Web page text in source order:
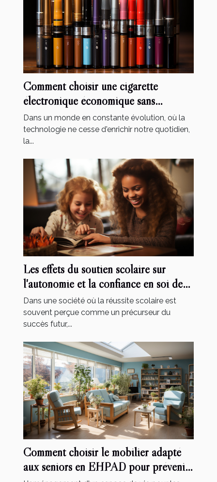
Comment choisir une cigarette
électronique économique sans
compromettre la qualité
Dans un monde en constante évolution, où la
technologie ne cesse d'enrichir notre quotidien,
la...
Les effets du soutien scolaire sur
l'autonomie et la confiance en soi des
élèves
Dans une société où la réussite scolaire est
souvent perçue comme un précurseur du
succès futur,...
Comment choisir le mobilier adapté
aux seniors en EHPAD pour prévenir